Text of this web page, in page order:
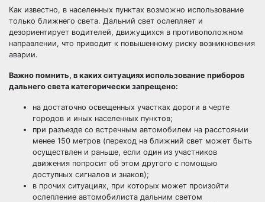
Как известно, в населенных пунктах возможно использование
только ближнего света. Дальний свет ослепляет и
дезориентирует водителей, движущихся в противоположном
направлении, что приводит к повышенному риску возникновения
аварии.
Важно помнить, в каких ситуациях использование приборов
дальнего света категорически запрещено:
на достаточно освещенных участках дороги в черте
городов и иных населенных пунктов;
при разъезде со встречным автомобилем на расстоянии
менее 150 метров (переход на ближний свет может быть
осуществлен и раньше, если один из участников
движения попросит об этом другого с помощью
доступных сигналов и знаков);
в прочих ситуациях, при которых может произойти
ослепление автомобилиста дальним светом